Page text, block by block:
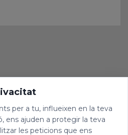
per a tu, influeixen en la teva
ens ajuden a protegir la teva
les peticions que ens